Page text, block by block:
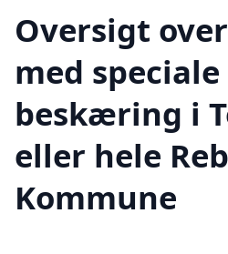
Oversigt
med speciale
beskæring i
eller hele
Kommune